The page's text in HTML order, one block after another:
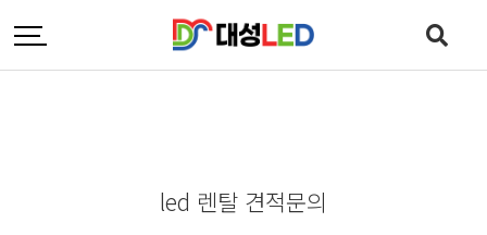
led 렌탈 견적문의